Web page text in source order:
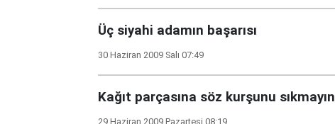
Üç siyahi adamın başarısı
30 Haziran 2009 Salı 07:49
Kağıt parçasına söz kurşunu sıkmayın
29 Haziran 2009 Pazartesi 08:19